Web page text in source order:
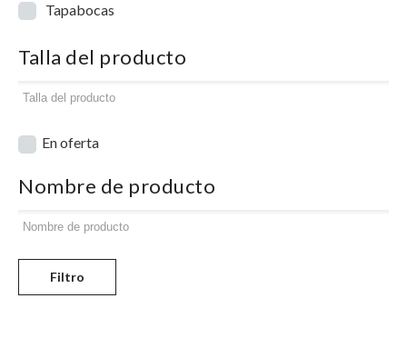
Tapabocas
Talla del producto
En oferta
Nombre de producto
Filtro